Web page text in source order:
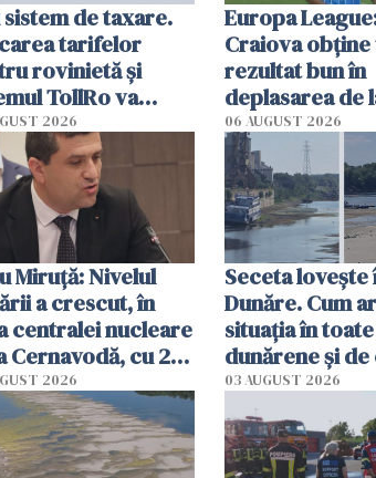
sistem de taxare.
tarifelor
rovinietă şi
TollRo va
la 1 octombrie
2026
Europa
Craiova obține
rezultat bun în
deplasarea de
06 AUGUST 2026
Miruţă: Nivelul
a crescut, în
centralei nucleare
Cernavodă, cu 2
de ziua trecută
2026
Seceta
Dunăre. Cum
situația în
dunărene și de
România
efectele, deși
în iulie
03 AUGUST 2026